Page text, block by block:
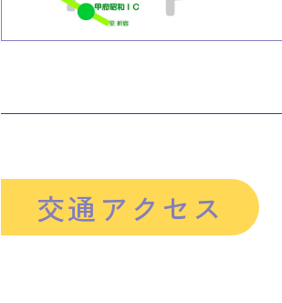
交通アクセス